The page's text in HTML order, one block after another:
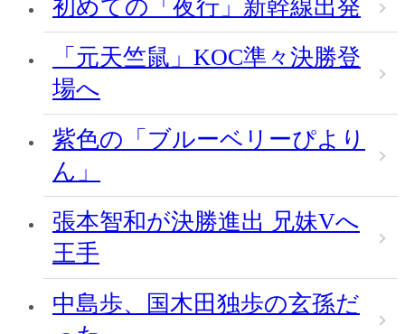
初めての「夜行」新幹線出発
「元天竺鼠」KOC準々決勝登
場へ
紫色の「ブルーベリーぴより
ん」
張本智和が決勝進出 兄妹Vへ
王手
中島歩、国木田独歩の玄孫だ